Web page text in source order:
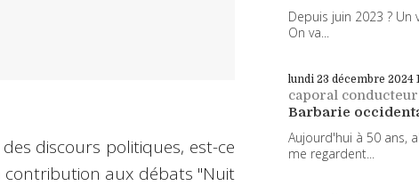
des discours politiques, est-ce
aux débats "Nuit
Depuis juin 2023 ? Un
On va...
lundi 23 décembre 2024
caporal
Barbarie
Aujourd'hui à 50 ans,
me regardent...